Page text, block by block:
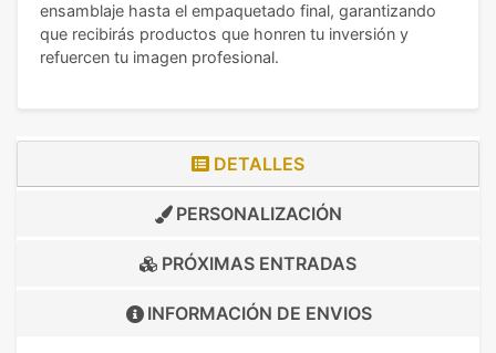
ensamblaje hasta el empaquetado final, garantizando
que recibirás productos que honren tu inversión y
refuercen tu imagen profesional.
DETALLES
PERSONALIZACIÓN
PRÓXIMAS ENTRADAS
INFORMACIÓN DE ENVIOS